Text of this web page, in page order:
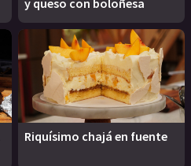
y queso con boloñesa
Riquísimo chajá en fuente